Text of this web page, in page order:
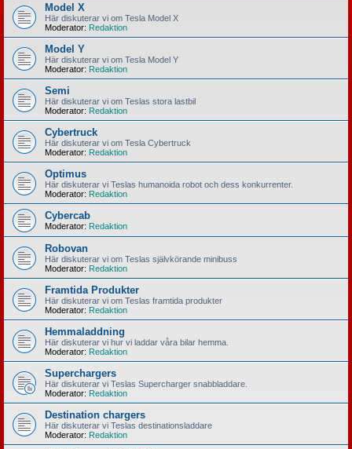
Model X
Här diskuterar vi om Tesla Model X
Moderator: Redaktion
Model Y
Här diskuterar vi om Tesla Model Y
Moderator: Redaktion
Semi
Här diskuterar vi om Teslas stora lastbil
Moderator: Redaktion
Cybertruck
Här diskuterar vi om Tesla Cybertruck
Moderator: Redaktion
Optimus
Här diskuterar vi Teslas humanoida robot och dess konkurrenter.
Moderator: Redaktion
Cybercab
Moderator: Redaktion
Robovan
Här diskuterar vi om Teslas självkörande minibuss
Moderator: Redaktion
Framtida Produkter
Här diskuterar vi om Teslas framtida produkter
Moderator: Redaktion
Hemmaladdning
Här diskuterar vi hur vi laddar våra bilar hemma.
Moderator: Redaktion
Superchargers
Här diskuterar vi Teslas Supercharger snabbladdare.
Moderator: Redaktion
Destination chargers
Här diskuterar vi Teslas destinationsladdare
Moderator: Redaktion